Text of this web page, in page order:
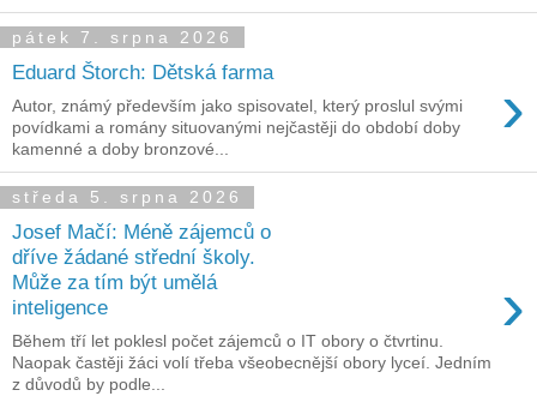
pátek 7. srpna 2026
Eduard Štorch: Dětská farma ›
Autor, známý především jako spisovatel, který proslul svými
povídkami a romány situovanými nejčastěji do období doby
kamenné a doby bronzové...
středa 5. srpna 2026
Josef Mačí: Méně zájemců o
dříve žádané střední školy.
Může za tím být umělá
inteligence
›
Během tří let poklesl počet zájemců o IT obory o čtvrtinu.
Naopak častěji žáci volí třeba všeobecnější obory lyceí. Jedním
z důvodů by podle...